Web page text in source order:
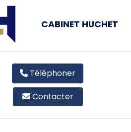
CABINET HUCHET
Téléphoner
Contacter